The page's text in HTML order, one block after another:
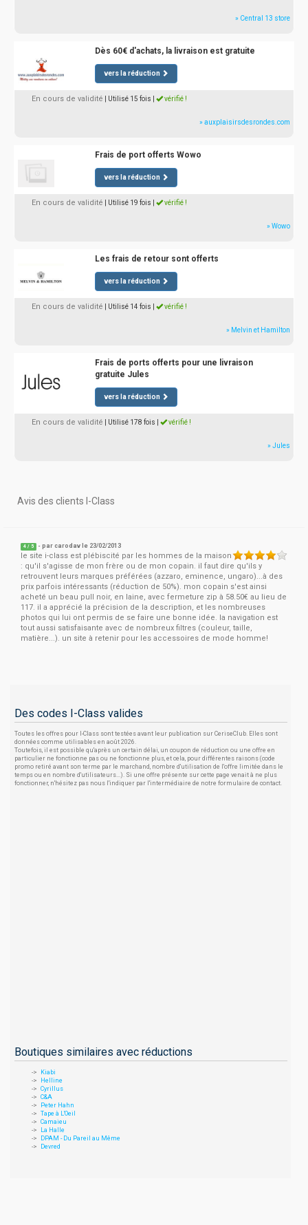
» Central 13 store
Dès 60€ d'achats, la livraison est gratuite
vers la réduction
En cours de validité | Utilisé 15 fois vérifié !
» auxplaisirsdesrondes.com
Frais de port offerts Wowo
vers la réduction
En cours de validité | Utilisé 19 fois vérifié !
» Wowo
Les frais de retour sont offerts
vers la réduction
En cours de validité | Utilisé 14 fois vérifié !
» Melvin et Hamilton
Frais de ports offerts pour une livraison
gratuite Jules
vers la réduction
En cours de validité | Utilisé 178 fois vérifié !
» Jules
Avis des clients I-Class
4 / 5 - parcarodav le 23/02/2013
le site i-class est plébiscité par les hommes de la maison
: qu'il s'agisse de mon frère ou de mon copain. il faut dire qu'ils y
retrouvent leurs marques préférées (azzaro, eminence, ungaro)...à des
prix parfois intéressants (réduction de 50%). mon copain s'est ainsi
acheté un beau pull noir, en laine, avec fermeture zip à 58.50€ au lieu de
117. il a apprécié la précision de la description, et les nombreuses
photos qui lui ont permis de se faire une bonne idée. la navigation est
tout aussi satisfaisante avec de nombreux filtres (couleur, taille,
matière...). un site à retenir pour les accessoires de mode homme!
Des codes I-Class valides
Toutes les offres pour I-Class sont testées avant leur publication sur CeriseClub. Elles sont
données comme utilisables en août 2026.
Toutefois, il est possible qu'après un certain délai, un coupon de réduction ou une offre en
particulier ne fonctionne pas ou ne fonctionne plus, et cela, pour différentes raisons (code
promo retiré avant son terme par le marchand, nombre d'utilisation de l'offre limitée dans le
temps ou en nombre d'utilisateurs...). Si une offre présente sur cette page venait à ne plus
fonctionner, n'hésitez pas nous l'indiquer par l'intermédiaire de notre formulaire de contact.
Boutiques similaires avec réductions
Kiabi
Helline
Cyrillus
C&A
Peter Hahn
Tape à L'Oeil
Camaieu
La Halle
DPAM - Du Pareil au Même
Devred